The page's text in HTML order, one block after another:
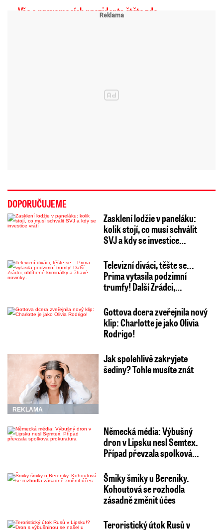
Vše o pravomocích prezidenta čtěte zde
DOPORUČUJEME
Zasklení lodžie v paneláku:
kolik stojí, co musí schválit
SVJ a kdy se investice…
Televizní diváci, těšte se...
Prima vytasila podzimní
trumfy! Další Zrádci,…
Gottova dcera zveřejnila nový
klip: Charlotte je jako Olivia
Rodrigo!
REKLAMA
Jak spolehlivě zakryjete
šediny? Tohle musíte znát
Německá média: Výbušný
dron v Lipsku nesl Semtex.
Případ převzala spolková…
Šmiky šmiky u Bereniky.
Kohoutová se rozhodla
zásadně změnit účes
Teroristický útok Rusů v